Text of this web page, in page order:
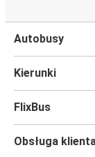
trasie Elbląg -
Podróż na
oznacza
podręcznego i
Autobusy
Kierunki
FlixBus
Obsługa